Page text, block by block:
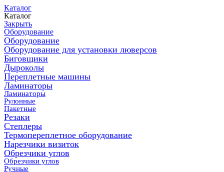
Каталог
Каталог
Закрыть
Оборудование
Оборудование
Оборудование для установки люверсов
Биговщики
Дыроколы
Переплетные машины
Ламинаторы
Ламинаторы
Рулонные
Пакетные
Резаки
Степлеры
Термопереплетное оборудование
Нарезчики визиток
Обрезчики углов
Обрезчики углов
Ручные